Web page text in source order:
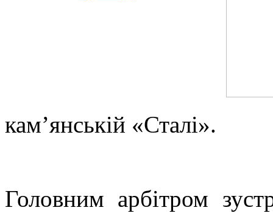
кам’янській «Сталі».
Головним арбітром